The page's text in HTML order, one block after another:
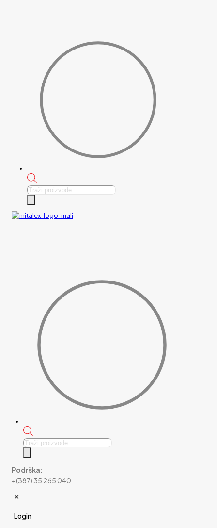
Products
Products
Podrška:
+(387) 35 265 040
✕
Login